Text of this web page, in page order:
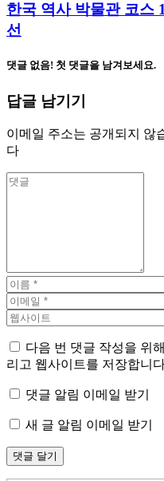
한국 역사 박물관 코스
선
댓글 없음! 첫 댓글을 남겨보세요.
답글 남기기
이메일 주소는 공개되지 않
다
다음 번 댓글 작성을 위
리고 웹사이트를 저장합니
댓글 알림 이메일 받기
새 글 알림 이메일 받기